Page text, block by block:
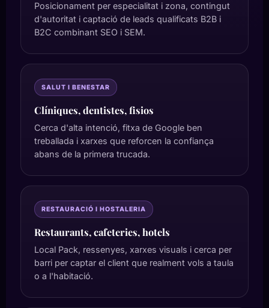
Posicionament per especialitat i zona, contingut
d'autoritat i captació de leads qualificats B2B i
B2C combinant SEO i SEM.
SALUT I BENESTAR
Clíniques, dentistes, fisios
Cerca d'alta intenció, fitxa de Google ben
treballada i xarxes que reforcen la confiança
abans de la primera trucada.
RESTAURACIÓ I HOSTALERIA
Restaurants, cafeteries, hotels
Local Pack, ressenyes, xarxes visuals i cerca per
barri per captar el client que realment vols a taula
o a l'habitació.